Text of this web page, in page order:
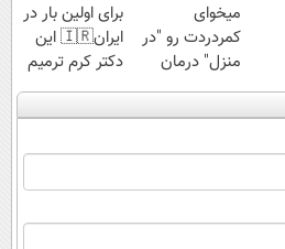
میخوای
کمردردت رو "در
منزل" درمان
کنی؟ (◂فیلم +
◂پرسش‌نامه)
برای اولین بار در
ایران🇮🇷 این
دکتر کرم ترمیم
کننده 23 روزه
ساخت!